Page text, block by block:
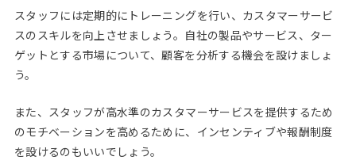
スタッフには定期的にトレーニングを行い、カスタマーサービ
スのスキルを向上させましょう。自社の製品やサービス、ター
ゲットとする市場について、顧客を分析する機会を設けましょ
う。
また、スタッフが高水準のカスタマーサービスを提供するため
のモチベーションを高めるために、インセンティブや報酬制度
を設けるのもいいでしょう。